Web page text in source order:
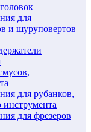
для
и шуруповертов
для рубанков,
инструмента
для фрезеров